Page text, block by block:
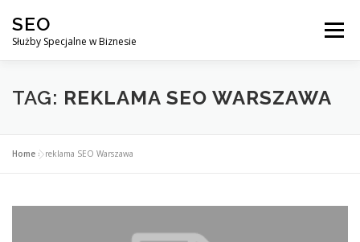
treści
SEO
Służby Specjalne w Biznesie
Menu
AGENCJA SEO CO ZYSKUJESZ ?
DLACZEGO WARTO?
TAG: REKLAMA SEO WARSZAWA
Home »reklama SEO Warszawa